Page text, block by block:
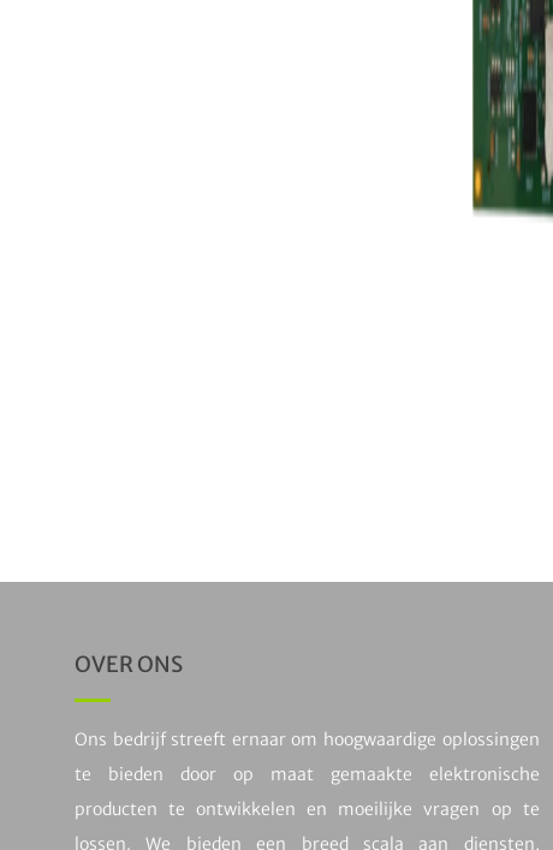
Tokheim
OVER ONS
Ons bedrijf streeft ernaar om hoogwaardige oplossingen
te bieden door op maat gemaakte elektronische
producten te ontwikkelen en moeilijke vragen op te
lossen. We bieden een breed scala aan diensten,